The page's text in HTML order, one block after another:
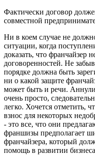
Фактически договор
совместной
Ни в коем случае не
ситуации, когда
доказать, что франчайзер
договоренностей. Не
порядке должна быть
ни о какой защите
может быть и речи.
очень просто,
легко. Хочется отметить,
взнос для некоторых
- это все, что они
франшизы предполагает
франчайзера, который
помощь в развитии